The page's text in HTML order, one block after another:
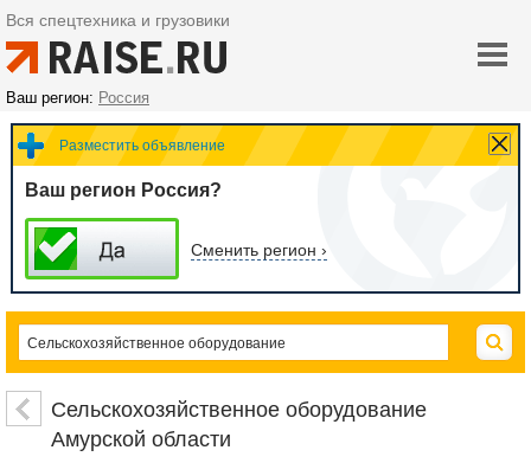
Вся спецтехника и грузовики
Ваш регион: Россия
Разместить объявление
Ваш регион Россия?
Сменить регион ›
Сельскохозяйственное оборудование
Амурской области